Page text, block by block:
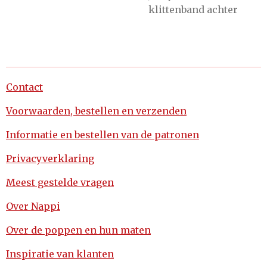
klittenband achter
Contact
Voorwaarden, bestellen en verzenden
Informatie en bestellen van de patronen
Privacyverklaring
Meest gestelde vragen
Over Nappi
Over de poppen en hun maten
Inspiratie van klanten